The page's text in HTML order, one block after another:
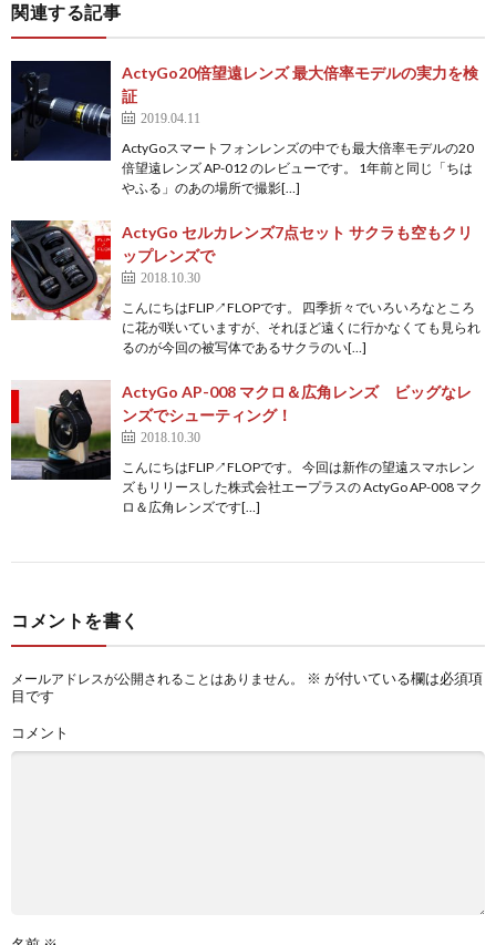
関連する記事
ActyGo20倍望遠レンズ 最大倍率モデルの実力を検
証
2019.04.11
ActyGoスマートフォンレンズの中でも最大倍率モデルの20
倍望遠レンズ AP-012 のレビューです。 1年前と同じ「ちは
やふる」のあの場所で撮影[…]
ActyGo セルカレンズ7点セット サクラも空もクリ
ップレンズで
2018.10.30
こんにちはFLIP↗FLOPです。 四季折々でいろいろなところ
に花が咲いていますが、それほど遠くに行かなくても見られ
るのが今回の被写体であるサクラのい[…]
ActyGo AP-008 マクロ＆広角レンズ ビッグなレ
ンズでシューティング！
2018.10.30
こんにちはFLIP↗FLOPです。 今回は新作の望遠スマホレン
ズもリリースした株式会社エープラスの ActyGo AP-008 マク
ロ＆広角レンズです[…]
コメントを書く
メールアドレスが公開されることはありません。 ※ が付いている欄は必須項
目です
コメント